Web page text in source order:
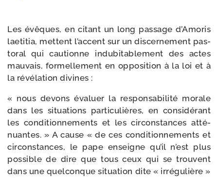
Les évêques, en citant un long pas­sage d’Amoris
lae­ti­tia, mettent l’ac­cent sur un dis­cer­ne­ment pas­
to­ral qui cau­tionne indu­bi­ta­ble­ment des actes
mau­vais, for­mel­le­ment en oppo­si­tion à la loi et à
la révé­la­tion divines :
« nous devons éva­luer la res­pon­sa­bi­li­té morale
dans les situa­tions par­ti­cu­lières, en consi­dé­rant
les condi­tion­ne­ments et les cir­cons­tances atté­
nuantes. » A cause « de ces condi­tion­ne­ments et
cir­cons­tances, le pape enseigne qu’il n’est plus
pos­sible de dire que tous ceux qui se trouvent
dans une quel­conque situa­tion dite « irré­gu­lière »